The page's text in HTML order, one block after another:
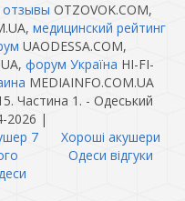
OTZOVOK.COM,
медицинский рейтинг
UAODESSA.COM,
форум Україна HI-FI-
MEDIAINFO.COM.UA
Частина 1. - Одеський
2026 |
7
Хороші акушери
Одеси відгуки